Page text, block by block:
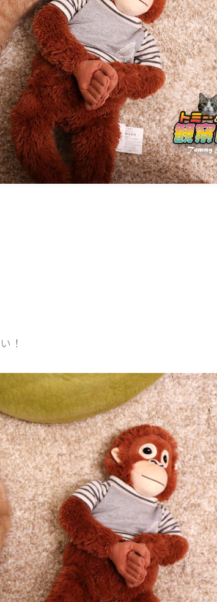
ねこの部屋
猫の健康・ケア関連
猫の行動学・不思議な習性
猫と人間の共生・社会問題
猫の雑学・トリビア
猫との暮らし・生活設計
猫の可愛さ発見シリーズ
猫と暮らす快適環境づくり
猫と暮らすシニアライフ
トミーとゆずの観察日記
ゆず日和
プロフィール
！